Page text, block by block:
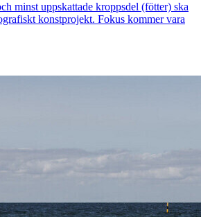
minst uppskattade kroppsdel (fötter) ska
konstprojekt. Fokus kommer vara